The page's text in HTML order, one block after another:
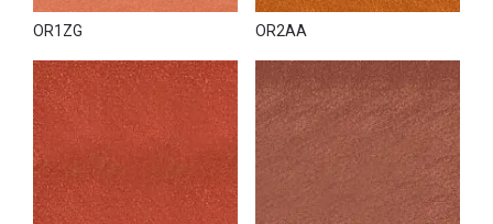
OR1ZG OR2AA